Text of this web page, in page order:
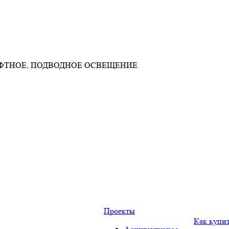
ПОДВОДНОЕ ОСВЕЩЕНИЕ
Проекты
Как